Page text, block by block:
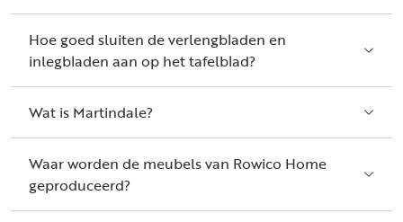
Hoe goed sluiten de verlengbladen en
inlegbladen aan op het tafelblad?
Wat is Martindale?
Waar worden de meubels van Rowico Home
geproduceerd?